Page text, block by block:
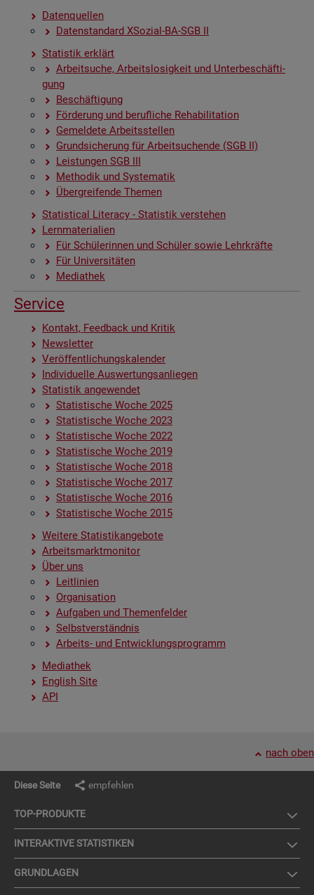
Da­ten­quel­len
Da­ten­stan­dard XSo­zi­al-BA-SGB II
Sta­tis­tik er­klärt
Ar­beit­su­che, Ar­beits­lo­sig­keit und Un­ter­be­schäf­ti­
gung
Be­schäf­ti­gung
För­de­rung und be­ruf­li­che Re­ha­bi­li­ta­ti­on
Ge­mel­de­te Ar­beits­stel­len
Grund­si­che­rung für Ar­beit­su­chen­de (SGB II)
Leis­tun­gen SGB III
Me­tho­dik und Sys­te­ma­tik
Über­grei­fen­de The­men
Sta­ti­s­ti­cal Li­te­r­acy - Sta­tis­tik ver­ste­hen
Lern­ma­te­ria­li­en
Für Schü­le­rin­nen und Schü­ler sowie Lehr­kräf­te
Für Uni­ver­si­tä­ten
Me­dia­thek
Ser­vice
Kon­takt, Feed­back und Kri­tik
News­let­ter
Ver­öf­fent­li­chungs­ka­len­der
In­di­vi­du­el­le Aus­wer­tungs­an­lie­gen
Sta­tis­tik an­ge­wen­det
Sta­tis­ti­sche Woche 2025
Sta­tis­ti­sche Woche 2023
Sta­tis­ti­sche Woche 2022
Sta­tis­ti­sche Woche 2019
Sta­tis­ti­sche Woche 2018
Sta­tis­ti­sche Woche 2017
Sta­tis­ti­sche Woche 2016
Sta­tis­ti­sche Woche 2015
Wei­te­re Sta­tis­tik­an­ge­bo­te
Ar­beits­markt­mo­ni­tor
Über uns
Leit­li­ni­en
Or­ga­ni­sa­ti­on
Auf­ga­ben und The­men­fel­der
Selbst­ver­ständ­nis
Ar­beits- und Ent­wick­lungs­pro­gramm
Me­dia­thek
English Site
API
nach oben
Diese Seite empfehlen
TOP-PRO­DUK­TE
IN­TER­AK­TI­VE STA­TIS­TI­KEN
GRUND­LA­GEN